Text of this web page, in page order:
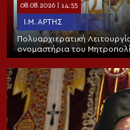
08.08.2026 | 14:55
Ι.Μ. ΆΡΤΗΣ
Πολυαρχιερατική
ονομαστήρια του